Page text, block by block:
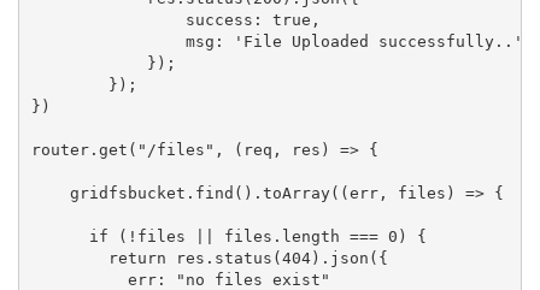
                success: true,
                msg: 'File Uploaded successfully..'
            });
        });
})
router.get("/files", (req, res) => {
    gridfsbucket.find().toArray((err, files) => {
      if (!files || files.length === 0) {
        return res.status(404).json({
          err: "no files exist"